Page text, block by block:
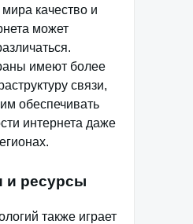
качество и
может
имеют более
связи,
обеспечивать
интернета даже
и ресурсы
также играет